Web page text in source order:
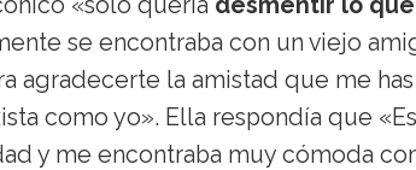
se encontraba con un viejo
agradecerte la amistad que me
como yo». Ella respondía que
y me encontraba muy cómoda